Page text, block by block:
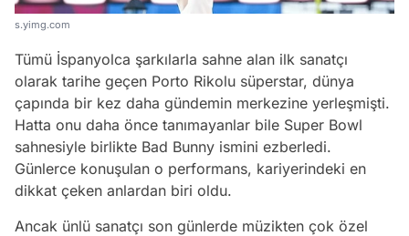
s.yimg.com
Tümü İspanyolca şarkılarla sahne alan ilk sanatçı
olarak tarihe geçen Porto Rikolu süperstar, dünya
çapında bir kez daha gündemin merkezine yerleşmişti.
Hatta onu daha önce tanımayanlar bile Super Bowl
sahnesiyle birlikte Bad Bunny ismini ezberledi.
Günlerce konuşulan o performans, kariyerindeki en
dikkat çeken anlardan biri oldu.
Ancak ünlü sanatçı son günlerde müzikten çok özel